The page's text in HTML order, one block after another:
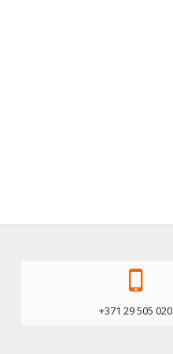
+371 29 505 020